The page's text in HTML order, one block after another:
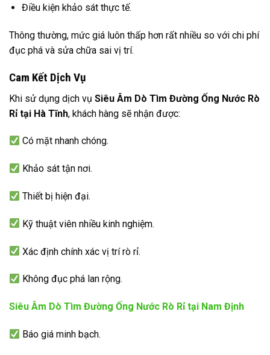
Điều kiện khảo sát thực tế.
Thông thường, mức giá luôn thấp hơn rất nhiều so với chi phí
đục phá và sửa chữa sai vị trí.
Cam Kết Dịch Vụ
Khi sử dụng dịch vụ Siêu Âm Dò Tìm Đường Ống Nước Rò
Rỉ tại Hà Tĩnh, khách hàng sẽ nhận được:
Có mặt nhanh chóng.
Khảo sát tận nơi.
Thiết bị hiện đại.
Kỹ thuật viên nhiều kinh nghiệm.
Xác định chính xác vị trí rò rỉ.
Không đục phá lan rộng.
Siêu Âm Dò Tìm Đường Ống Nước Rò Rỉ tại Nam Định
Báo giá minh bạch.